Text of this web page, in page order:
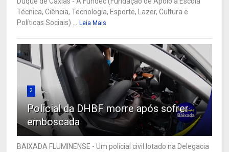
Técnica, Ciência, Tecnologia, Esporte, Lazer, Cultura e
Políticas Sociais) ...
Leia Mais
2
Policial da DHBF morre após sofrer
emboscada
BAIXADA FLUMINENSE - Um policial civil lotado na Delegacia